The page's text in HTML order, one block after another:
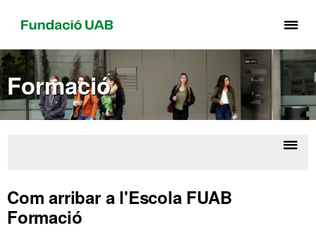
el
de
Formació
Com arribar a l'Escola FUAB
Formació